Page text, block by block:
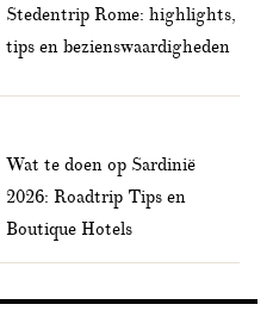
Stedentrip Rome: highlights,
tips en bezienswaardigheden
Wat te doen op Sardinië
2026: Roadtrip Tips en
Boutique Hotels